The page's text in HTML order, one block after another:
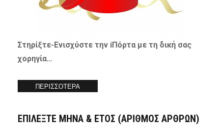
Στηρίξτε-Ενισχύστετην iΠόρτα με τη δική σας
χορηγία…
ΠΕΡΙΣΣΟΤΕΡΑ
ΕΠΙΛΕΞΤΕ ΜΗΝΑ & ΕΤΟΣ (ΑΡΙΘΜΟΣ ΑΡΘΡΩΝ)